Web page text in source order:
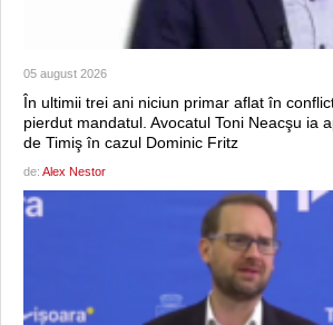
05 august 2026
În ultimii trei ani niciun primar aflat în
pierdut mandatul. Avocatul Toni Neacşu ia
de Timiş în cazul Dominic Fritz
de: Alex Nestor